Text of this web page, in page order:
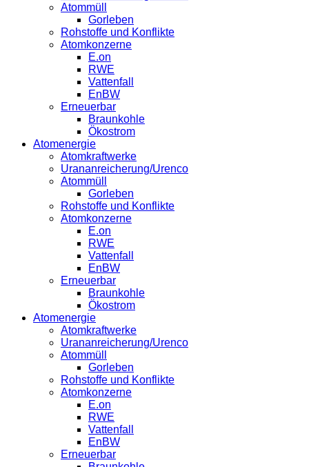
Atommüll
Gorleben
Rohstoffe und Konflikte
Atomkonzerne
E.on
RWE
Vattenfall
EnBW
Erneuerbar
Braunkohle
Ökostrom
Atomenergie
Atomkraftwerke
Urananreicherung/Urenco
Atommüll
Gorleben
Rohstoffe und Konflikte
Atomkonzerne
E.on
RWE
Vattenfall
EnBW
Erneuerbar
Braunkohle
Ökostrom
Atomenergie
Atomkraftwerke
Urananreicherung/Urenco
Atommüll
Gorleben
Rohstoffe und Konflikte
Atomkonzerne
E.on
RWE
Vattenfall
EnBW
Erneuerbar